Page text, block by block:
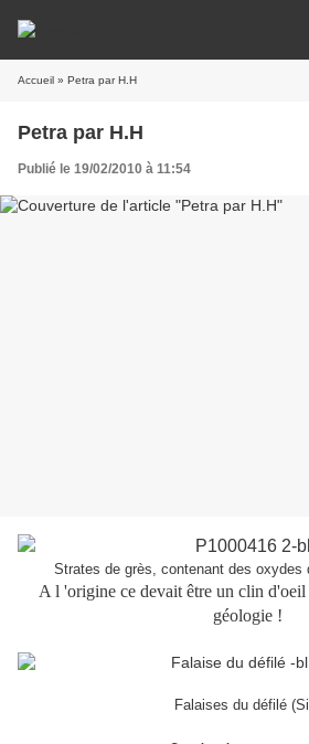
Accueil » Petra par H.H
Petra par H.H
Publié le 19/02/2010 à 11:54
Strates de grès, contenant des oxydes
A l 'origine ce devait être un clin
géologie !
Falaises du défilé